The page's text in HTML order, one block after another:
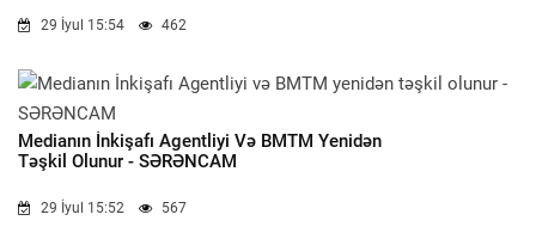
29 İyul 15:54 462
Medianın İnkişafı Agentliyi Və BMTM Yenidən
Təşkil Olunur - SƏRƏNCAM
29 İyul 15:52 567